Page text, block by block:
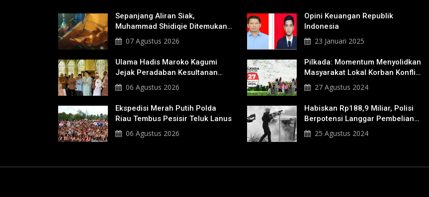
Sepanjang Aliran Siak,
Muhammad Shidiqie Ditemukan
Satu Kilo Dari Tempat Pertama
Tenggelam
07 Agustus 2026
Ulama Hadis Maroko Kagumi
Jejak Peradaban Kesultanan
Siak, Ziarahi Makam Sultan
Hingga Pendiri Pekanbaru
06 Agustus 2026
Ekspedisi Merah Putih Polda
Riau Tembus Pesisir Teluk Lanus
06 Agustus 2026
Opini Keuangan Republik
Indonesia
23 Januari 2025
Pilkada: Momentum Menyolidkan
Masyarakat Lokal Korban Konflik
Agraria27 Agustus 2024
Habiskan Rp188,9 Miliar, Polisi
Berpotensi Langgar Pembelian
Gas Air Mata
25 Agustus 2024